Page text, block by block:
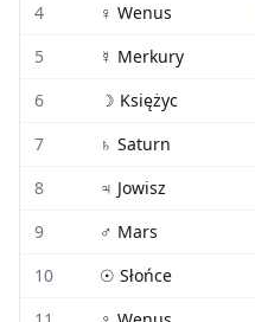
4
♀ Wenus
5
☿ Merkury
6
☽ Księżyc
7
♄ Saturn
8
♃ Jowisz
9
♂ Mars
10
☉ Słońce